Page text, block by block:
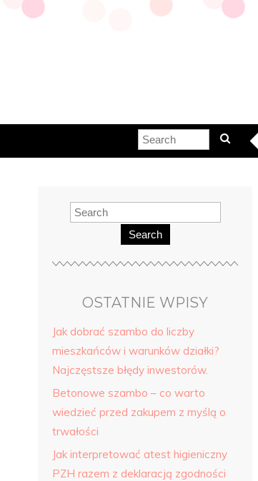
Search
OSTATNIE WPISY
Jak dobrać szambo do liczby
mieszkańców i warunków działki?
Najczęstsze błędy inwestorów.
Betonowe szambo – co warto
wiedzieć przed zakupem z myślą o
trwałości
Jak interpretować atest higieniczny
PZH razem z deklaracją zgodności